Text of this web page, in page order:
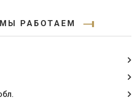
РАБОТАЕМ